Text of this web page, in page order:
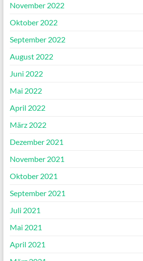
November 2022
Oktober 2022
September 2022
August 2022
Juni 2022
Mai 2022
April 2022
März 2022
Dezember 2021
November 2021
Oktober 2021
September 2021
Juli 2021
Mai 2021
April 2021